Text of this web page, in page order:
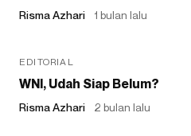
Risma Azhari 1 bulan lalu
EDITORIAL
WNI, Udah Siap Belum?
Risma Azhari 2 bulan lalu